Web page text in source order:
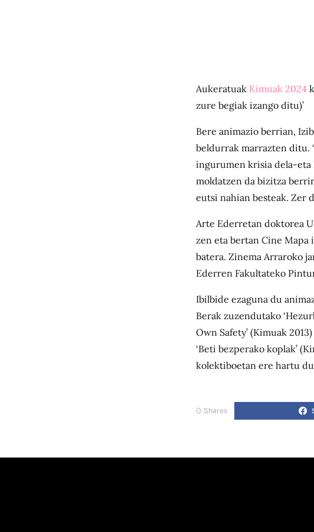
Aukeratuak Kimuak 2024
zure begiak izango ditu)’
Bere animazio berrian,
beldurrak marrazten ditu.
ingurumen krisia dela-eta
moldatzen da bizitza
eutsi nahian besteak. Zer
Arte Ederretan doktorea
zen eta bertan Cine
batera. Zinema Arraroko
Ederren Fakultateko
Ibilbide ezaguna du
Berak zuzendutako
Own Safety’ (Kimuak
‘Beti bezperako koplak’
kolektiboetan ere hartu
0 Shares